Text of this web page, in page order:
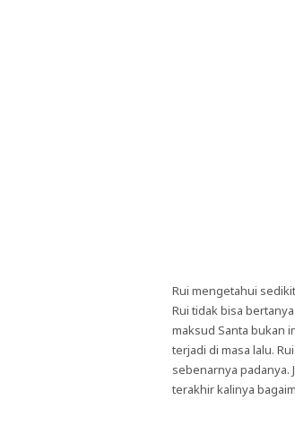
Rui mengetahui
Rui tidak bisa
maksud Santa bukan
terjadi di masa lalu.
sebenarnya padanya.
terakhir kalinya